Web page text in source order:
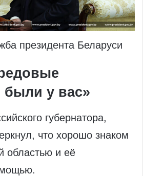
президента Беларуси
были у вас»
губернатора,
что хорошо знаком
областью и её